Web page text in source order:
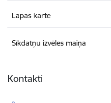
Lapas karte
Sīkdatņu izvēles maiņa
Kontakti